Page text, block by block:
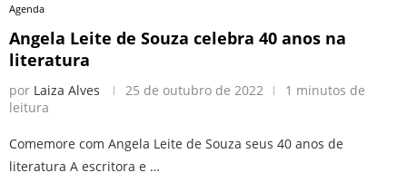
Agenda
Angela Leite de Souza celebra 40 anos na
literatura
por Laiza Alves 25 de outubro de 2022
1 minutos de
leitura
Comemore com Angela Leite de Souza seus 40 anos de
literatura A escritora e …